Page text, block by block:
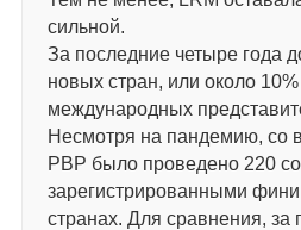
сильной.
За последние четыре года
новых стран, или около
международных
Несмотря на пандемию, со
PBP было проведено 220
зарегистрированными
странах. Для сравнения,